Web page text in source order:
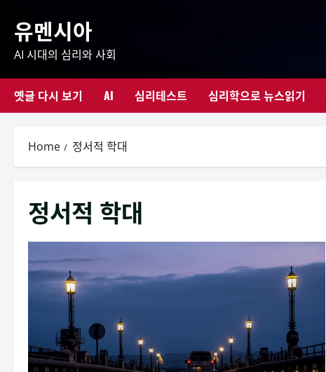
content
유멘시아
AI 시대의 심리와 사회
옛글 다시 보기 AI 심리테스트 심리학으로 뉴스읽기
Home 정서적 학대
정서적 학대